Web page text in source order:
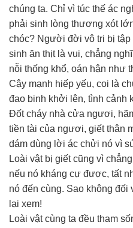
chúng ta. Chỉ vì túc thế ác
phải sinh lòng thương xót
chóc? Người đời vô tri bị
sinh ăn thịt là vui, chẳng
nỗi thống khổ, oán hận như
Cậy mạnh hiếp yếu, coi là
đao binh khởi lên, tình cảnh
Đốt cháy nhà cửa ngươi,
tiền tài của ngươi, giết thân
dám dùng lời ác chửi nó vì
Loài vật bị giết cũng vì
nếu nó kháng cự được, tất
nó đến cùng. Sao không
lại xem!
Loài vật cùng ta đều tham